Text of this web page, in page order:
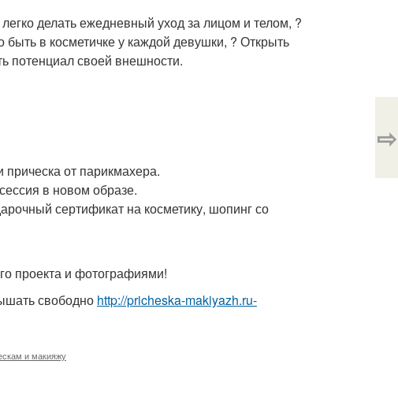
делать ежедневный уход за лицом и телом, ?
в косметичке у каждой девушки, ? Открыть
потенциал своей внешности.
от парикмахера.
в новом образе.
сертификат на косметику, шопинг со
проекта и фотографиями!
свободно http://pricheska-makiyazh.ru-
и макияжу
⇨